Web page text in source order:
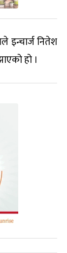
इन्चार्ज नितेश
हो ।